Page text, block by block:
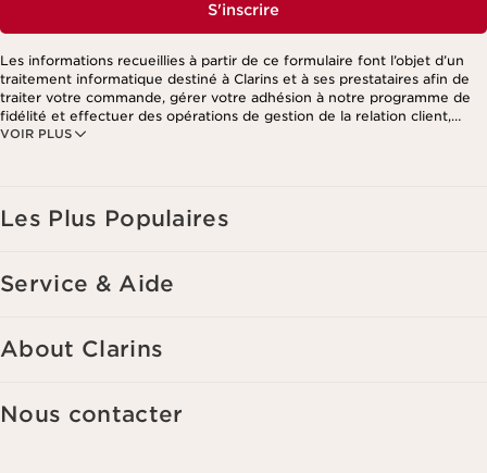
S'inscrire
VOIR PLUS
Les informations recueillies à partir de ce formulaire font l’objet d’un
traitement informatique destiné à Clarins et à ses prestataires afin de
traiter votre commande, gérer votre adhésion à notre programme de
fidélité et effectuer des opérations de gestion de la relation client,
notamment pour vous adresser des offres personnalisées en fonction
Les Plus Populaires
Service & Aide
About Clarins
Nous contacter